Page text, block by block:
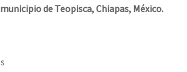
de Teopisca, Chiapas, México.